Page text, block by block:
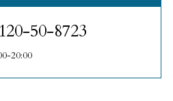
50-8723
20:00